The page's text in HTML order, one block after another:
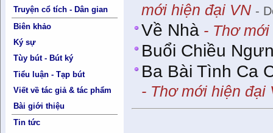
Truyện cổ tích - Dân gian
Biên khảo
Ký sự
Tùy bút - Bút ký
Tiểu luận - Tạp bút
Viết về tác giả & tác phẩm
Bài giới thiệu
Tin tức
mới hiện đại VN -
Về Nhà - Thơ
Buổi Chiều
Ba Bài Tình Ca
- Thơ mới hiện đại